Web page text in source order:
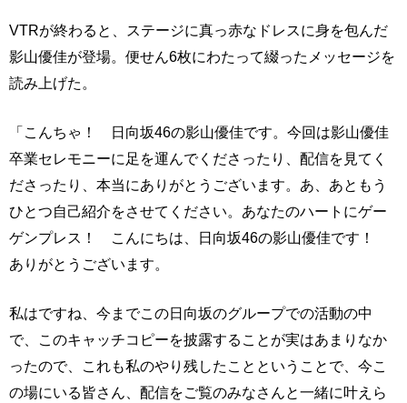
VTRが終わると、ステージに真っ赤なドレスに身を包んだ
影山優佳が登場。便せん6枚にわたって綴ったメッセージを
読み上げた。
「こんちゃ！ 日向坂46の影山優佳です。今回は影山優佳
卒業セレモニーに足を運んでくださったり、配信を見てく
ださったり、本当にありがとうございます。あ、あともう
ひとつ自己紹介をさせてください。あなたのハートにゲー
ゲンプレス！ こんにちは、日向坂46の影山優佳です！
ありがとうございます。
私はですね、今までこの日向坂のグループでの活動の中
で、このキャッチコピーを披露することが実はあまりなか
ったので、これも私のやり残したことということで、今こ
の場にいる皆さん、配信をご覧のみなさんと一緒に叶えら